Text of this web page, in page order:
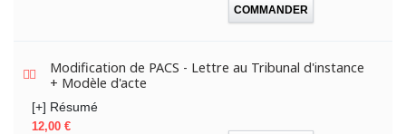
COMMANDER
Modification de PACS - Lettre au Tribunal d'instance
+ Modèle d'acte
[+] Résumé
Prix
12,00 €